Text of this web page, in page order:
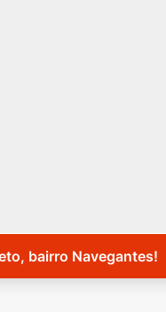
bairro Navegantes!